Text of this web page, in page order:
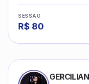
SESSÃO
R$ 80